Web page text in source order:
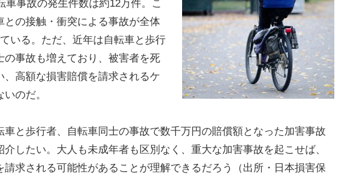
事故の発生件数は約12万件。こ
との接触・衝突による事故が全体
いる。ただ、近年は自転車と歩行
の事故も増えており、被害者を死
、高額な損害賠償を請求されるケ
のだ。
と歩行者、自転車同士の事故で数千万円の賠償額となった加害事故
介したい。大人も未成年者も区別なく、重大な加害事故を起こせば、
請求される可能性があることが理解できるだろう（出所・日本損害保